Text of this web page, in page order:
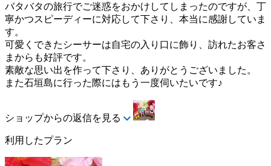
バタバタの旅行でご迷惑をおかけしてしまったのですが、丁
寧かつスピーディーに対応して下さり、本当に感謝していま
す。
可愛くできたシーサーは自宅の入り口に飾り、訪れたお客さ
まからも好評です。
素敵な思い出を作って下さり、ありがとうございました。
また石垣島に行った際にはもう一度伺いたいです♪
ショップからの返信を見る
利用したプラン